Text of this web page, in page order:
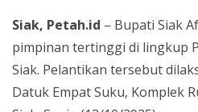
Siak, Petah.id – Bupati Siak
pimpinan tertinggi di lingkup
Siak. Pelantikan tersebut
Datuk Empat Suku, Komplek